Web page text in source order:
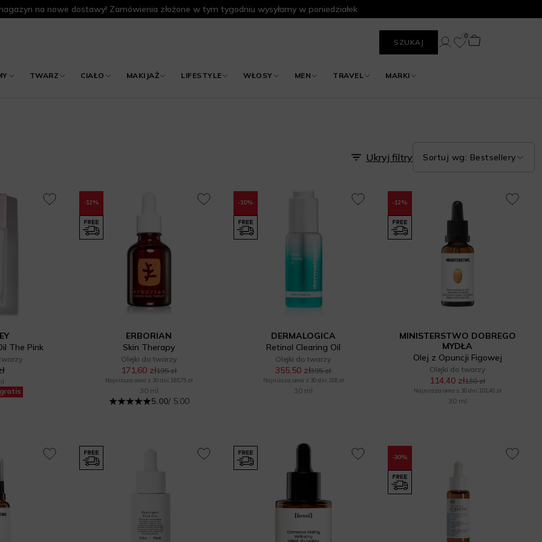
na nowe dostawy! Zamówienia złożone w tym tygodniu wysyłamy w poniedziałek
SZUKAJ
TWARZ CIAŁO MAKIJAŻ LIFESTYLE WŁOSY MEN TRAVEL MARKI
0
Ukryj filtry Sortuj wg: Bestsellery
The Pink
-12%
ERBORIAN
Skin Therapy
Olejki do twarzy
171,60 zł195 zł
Najniższa cena z 30 dni: 165,75 zł
30 ml
5.00/ 5.00
-10%
DERMALOGICA
Retinol Clearing Oil
Olejki do twarzy
355,50 zł395 zł
Najniższa cena z 30 dni: 316 zł
30 ml
-12%
MINISTERSTWO DOBREGO
MYDŁA
Olej z Opuncji Figowej
Olejki do twarzy
114,40 zł130 zł
Najniższa cena z 30 dni: 101,40 zł
30 ml
-30%